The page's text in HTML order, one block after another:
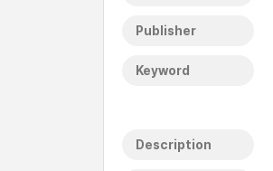
Publisher
Keyword
Description